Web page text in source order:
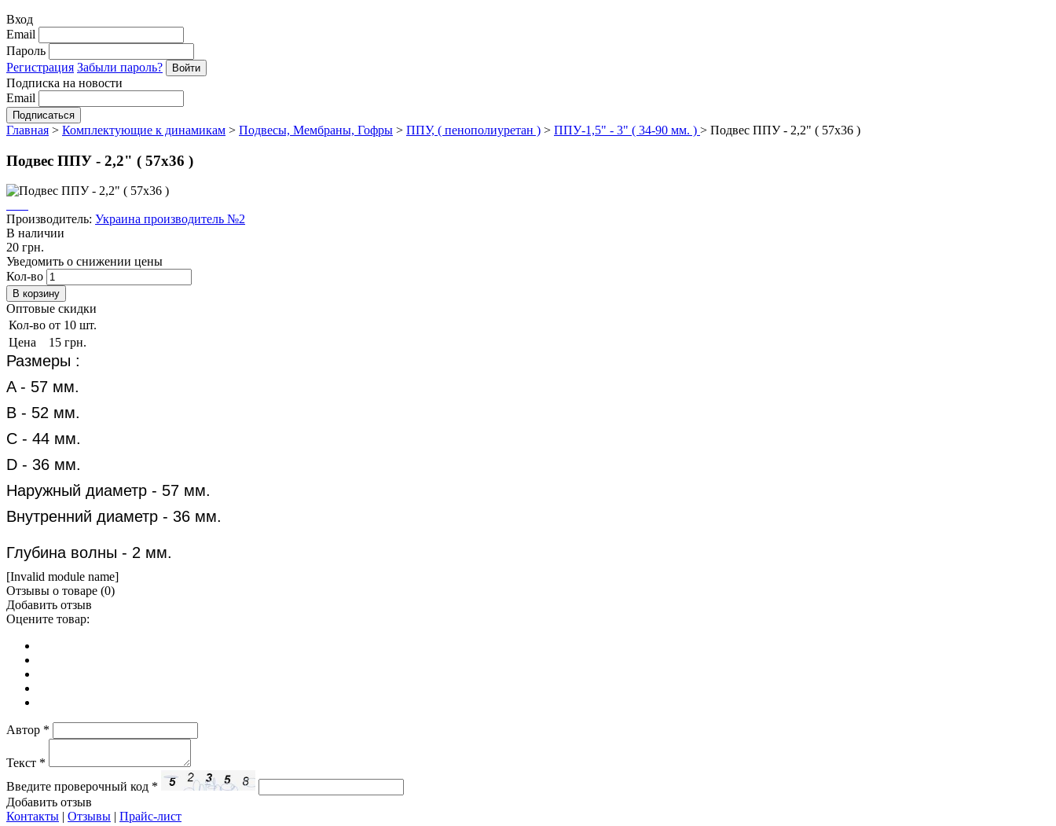
Вход
Email
Пароль
Регистрация Забыли пароль?
Подписка на новости
Email
Главная > Комплектующие к динамикам > Подвесы, Мембраны, Гофры > ППУ, ( пенополиуретан ) > ППУ-1,5" - 3" ( 34-90 мм. ) > Подвес ППУ - 2,2" ( 57х36 )
Подвес ППУ - 2,2" ( 57х36 )
Производитель: Украина производитель №2
В наличии
20 грн.
Уведомить о снижении цены
Кол-во
Оптовые скидки
Кол-во от 10 шт.
Цена
15 грн.
Размеры :
A - 57 мм.
B - 52 мм.
C - 44 мм.
D - 36 мм.
Наружный диаметр - 57 мм.
Внутренний диаметр - 36 мм.
Глубина волны - 2 мм.
[Invalid module name]
Отзывы о товаре (0)
Добавить отзыв
Оцените товар:
Автор *
Текст *
Введите проверочный код *
Добавить отзыв
Контакты | Отзывы | Прайс-лист